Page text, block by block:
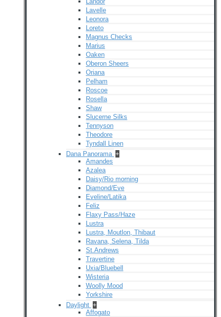
Lavelle
Leonora
Loreto
Magnus Checks
Marius
Oaken
Oberon Sheers
Oriana
Pelham
Roscoe
Rosella
Shaw
Slucerne Silks
Tennyson
Theodore
Tyndall Linen
Dana Panorama +
Amandes
Azalea
Daisy/Rio morning
Diamond/Eve
Eveline/Latika
Feliz
Flaxy Pass/Haze
Lustra
Lustra, Moutlon, Thibaut
Ravana, Selena, Tilda
St.Andrews
Travertine
Uxia/Bluebell
Wisteria
Woolly Mood
Yorkshire
Daylight +
Affogato